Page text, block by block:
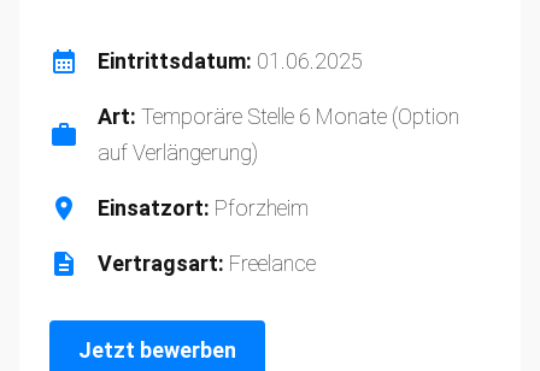
Eintrittsdatum: 01.06.2025
Art: Temporäre Stelle 6 Monate (Option
auf Verlängerung)
Einsatzort: Pforzheim
Vertragsart: Freelance
Jetzt bewerben